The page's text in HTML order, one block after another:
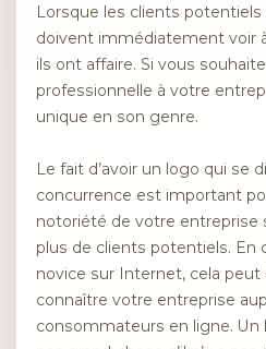
Lorsque les clients
doivent immédiatement voir
ils ont affaire. Si vous
professionnelle à votre
unique en son genre.
Le fait d’avoir un logo qui se
concurrence est important
notoriété de votre
plus de clients potentiels. En
novice sur Internet, cela
connaître votre entreprise
consommateurs en ligne. Un